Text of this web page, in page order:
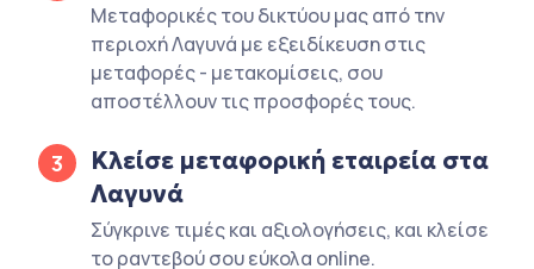
Μεταφορικές του δικτύου μας από την
περιοχή Λαγυνά με εξειδίκευση στις
μεταφορές - μετακομίσεις, σου
αποστέλλουν τις προσφορές τους.
3
Κλείσε μεταφορική εταιρεία στα
Λαγυνά
Σύγκρινε τιμές και αξιολογήσεις, και κλείσε
το ραντεβού σου εύκολα online.